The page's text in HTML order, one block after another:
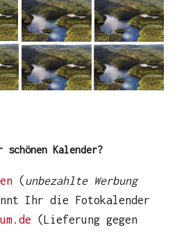
Kalender?
(unbezahlte Werbung
Ihr die Fotokalender
(Lieferung gegen